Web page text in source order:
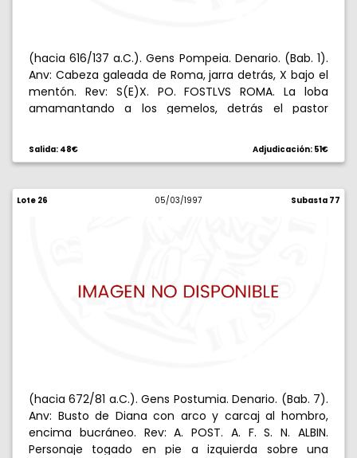
(hacia 616/137 a.C.). Gens Pompeia. Denario. (Bab. 1).
Anv: Cabeza galeada de Roma, jarra detrás, X bajo el
mentón. Rev: S(E)X. PO. FOSTLVS ROMA. La loba
amamantando a los gemelos, detrás el pastor
MBC-.
Salida: 48€ Adjudicación: 51€
Lote 26 05/03/1997 Subasta 77
(hacia 672/81 a.C.). Gens Postumia. Denario. (Bab. 7).
Anv: Busto de Diana con arco y carcaj al hombro,
encima bucráneo. Rev: A. POST. A. F. S. N. ALBIN.
Personaje togado en pie a izquierda sobre una